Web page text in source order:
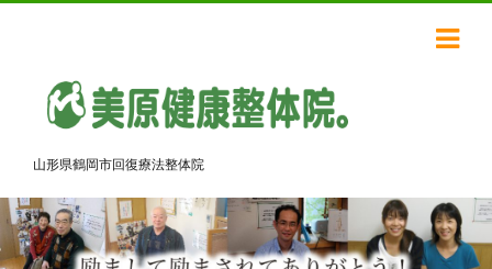
山形県鶴岡市回復療法整体院